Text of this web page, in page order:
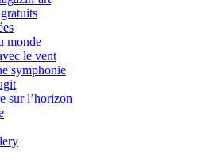
monde
le vent
symphonie
sur l’horizon